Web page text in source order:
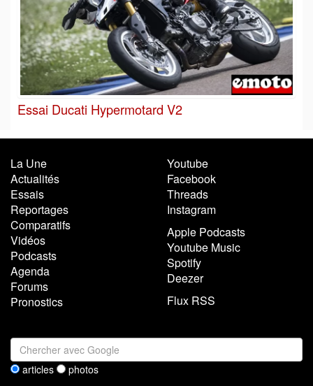
Essai Ducati Hypermotard V2
La Une
Actualités
Essais
Reportages
Comparatifs
Vidéos
Podcasts
Agenda
Forums
Pronostics
Youtube
Facebook
Threads
Instagram
Apple Podcasts
Youtube Music
Spotify
Deezer
Flux RSS
articles photos